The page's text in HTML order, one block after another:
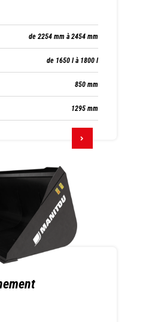
de 2254 mm à 2454 mm
de 1650 l à 1800 l
850 mm
1295 mm